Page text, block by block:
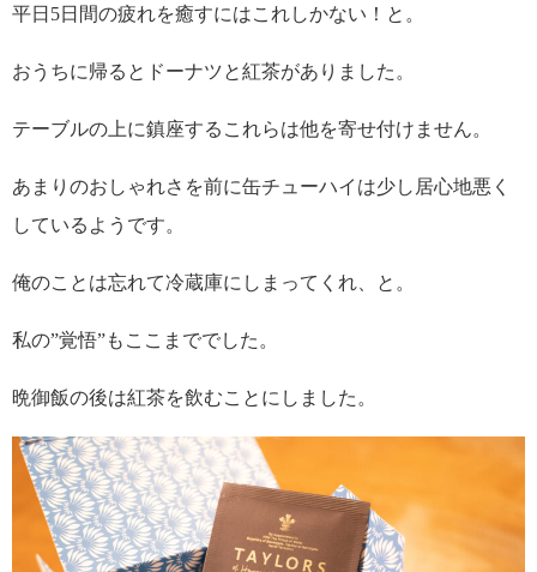
平日5日間の疲れを癒すにはこれしかない！と。
おうちに帰るとドーナツと紅茶がありました。
テーブルの上に鎮座するこれらは他を寄せ付けません。
あまりのおしゃれさを前に缶チューハイは少し居心地悪く
しているようです。
俺のことは忘れて冷蔵庫にしまってくれ、と。
私の”覚悟”もここまででした。
晩御飯の後は紅茶を飲むことにしました。